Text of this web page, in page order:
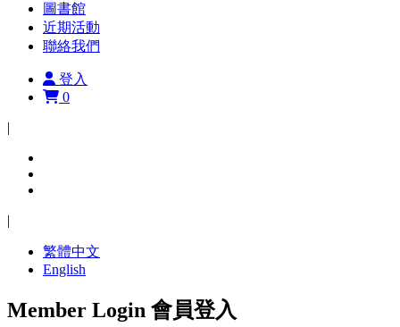
圖書館
近期活動
聯絡我們
登入
0
|
|
繁體中文
English
Member Login 會員登入